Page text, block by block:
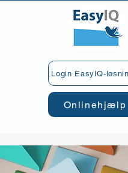
Login EasyIQ-
Onlinehjælp